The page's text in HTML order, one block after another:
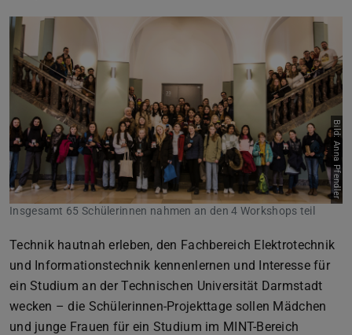
Bild: Anna Pfendler
Insgesamt 65 Schülerinnen nahmen an den 4 Workshops teil
Technik hautnah erleben, den Fachbereich Elektrotechnik
und Informationstechnik kennenlernen und Interesse für
ein Studium an der Technischen Universität Darmstadt
wecken – die Schülerinnen-Projekttage sollen Mädchen
und junge Frauen für ein Studium im MINT-Bereich